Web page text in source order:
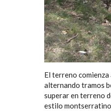
El terreno comienza
alternando tramos
superar en terreno
estilo